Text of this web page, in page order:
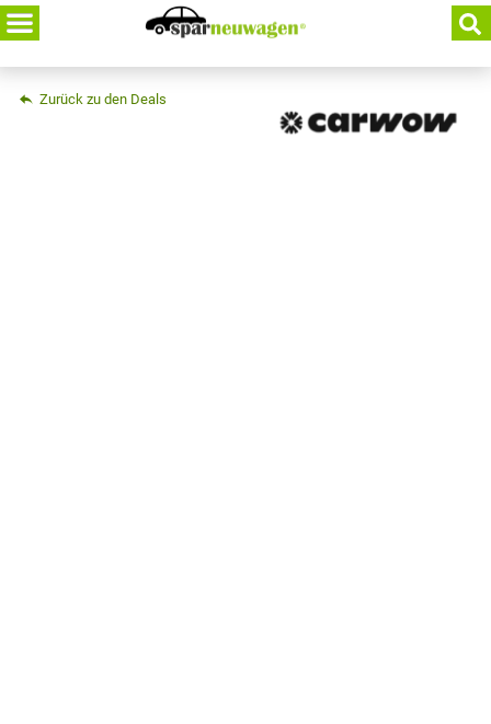
Skip
to
content
Zurück zu den Deals